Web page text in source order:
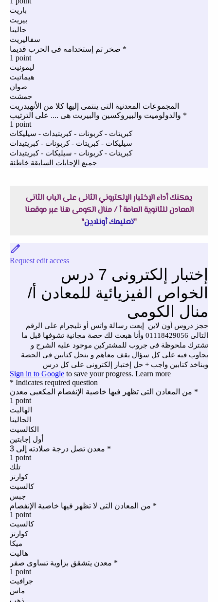
يمكنك أداء الإختبار الإلكتروني الثانى على الباب الثانى
المعادن للثانوية العامة أ / منال الكومى هنا عبر موقعنا
"تعليمك أونلاين"